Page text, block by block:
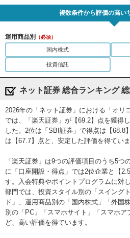
GMOクリック証
券
三菱ＵＦＪｅス
マート証券
（旧：auカブコ
ム証券）
公式サイト 6位
ＳＭＢＣ日興証
券
岡三オンライン 9位
三菱ＵＦＪモル
ガン・スタンレ
ー証券
10位
SBIネオトレード
公式サイト 8位
大和証券 ー
野村證券 ー
複数条件から評価の高い
運用商品別 （必須）
国内株式
投資信託
ネット証券 総合ランキング
2026年の「ネット証券」における「オリ
では、「楽天証券」が【69.2】点を獲得
した。2位は「SBI証券」で得点は【68.8
は【67.7】点と、安定した評価を得ていま
「楽天証券」は9つの評価項目のうち5つ
に「口座開設・得点」では2位企業と【
す。入会特典やポイントプログラムに対
部門では、投資スタイル別の「スイング
ド」、運用商品別の「国内株式」「外国
別の「PC」「スマホサイト」「スマホ
ど、高い評価を得ています。